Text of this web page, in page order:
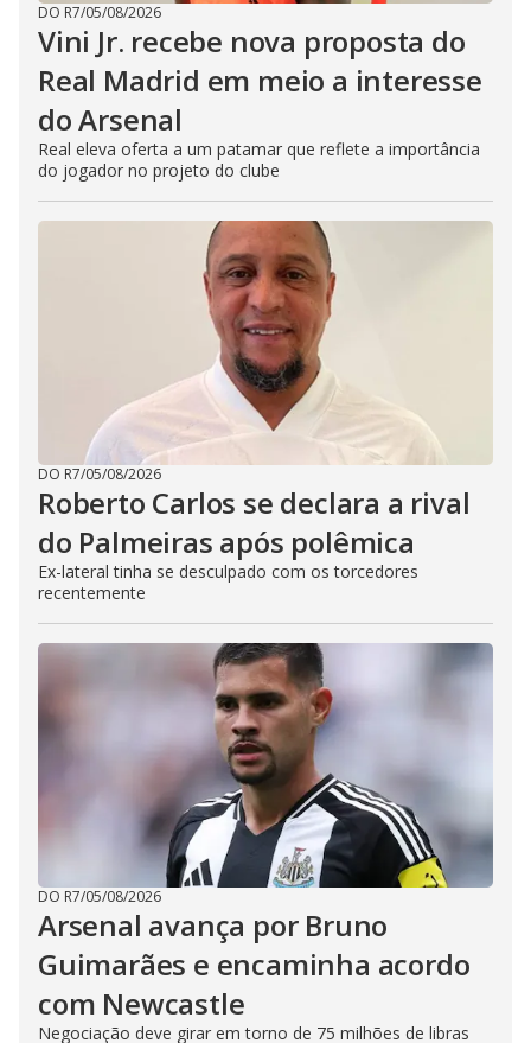
DO R7/05/08/2026
Vini Jr. recebe nova proposta do
Real Madrid em meio a interesse
do Arsenal
Real eleva oferta a um patamar que reflete a importância
do jogador no projeto do clube
DO R7/05/08/2026
Roberto Carlos se declara a rival
do Palmeiras após polêmica
Ex-lateral tinha se desculpado com os torcedores
recentemente
DO R7/05/08/2026
Arsenal avança por Bruno
Guimarães e encaminha acordo
com Newcastle
Negociação deve girar em torno de 75 milhões de libras